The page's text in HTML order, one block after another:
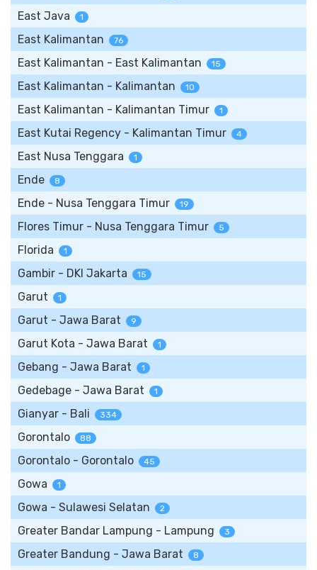
East Java 1
East Kalimantan 76
East Kalimantan - East Kalimantan 15
East Kalimantan - Kalimantan 10
East Kalimantan - Kalimantan Timur 1
East Kutai Regency - Kalimantan Timur 4
East Nusa Tenggara 1
Ende 8
Ende - Nusa Tenggara Timur 19
Flores Timur - Nusa Tenggara Timur 5
Florida 1
Gambir - DKI Jakarta 15
Garut 1
Garut - Jawa Barat 9
Garut Kota - Jawa Barat 1
Gebang - Jawa Barat 1
Gedebage - Jawa Barat 1
Gianyar - Bali 334
Gorontalo 88
Gorontalo - Gorontalo 45
Gowa 1
Gowa - Sulawesi Selatan 2
Greater Bandar Lampung - Lampung 3
Greater Bandung - Jawa Barat 8